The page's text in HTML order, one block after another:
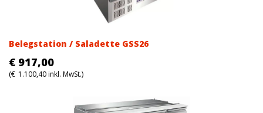
Belegstation / Saladette GSS26
€ 917,00
(€ 1.100,40inkl. MwSt.)